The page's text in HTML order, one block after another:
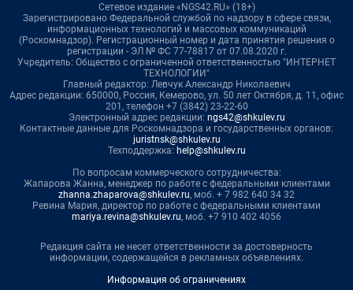
Сетевое издание «NGS42.RU» (18+)
Зарегистрировано Федеральной службой по надзору в сфере связи,
информационных технологий и массовых коммуникаций
(Роскомнадзор). Регистрационный номер и дата принятия решения о
регистрации - ЭЛ № ФС 77-78817 от 07.08.2020 г.
Учредитель: Общество с ограниченной ответственностью "ИНТЕРНЕТ
ТЕХНОЛОГИИ"
Главный редактор: Левчук Александр Николаевич
Адрес редакции: 650000, Россия, Кемерово, ул. 50 лет Октября, д. 11, офис
201, телефон +7 (3842) 23-22-60
Электронный адрес редакции: ngs42@shkulev.ru
Контактные данные для Роскомнадзора и государственных органов:
juristnsk@shkulev.ru
Техподдержка: help@shkulev.ru
По вопросам коммерческого сотрудничества:
Жапарова Жанна, менеджер по работе с федеральными клиентами
zhanna.zhaparova@shkulev.ru, моб. + 7 982 640 34 32
Ревина Мария, директор по работе с федеральными клиентами
mariya.revina@shkulev.ru, моб. +7 910 402 4056
Редакция сайта не несет ответственности за достоверность
информации, содержащейся в рекламных объявлениях.
Информация об ограничениях